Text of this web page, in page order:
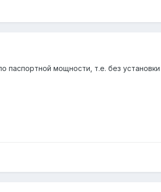
мощности, т.е. без